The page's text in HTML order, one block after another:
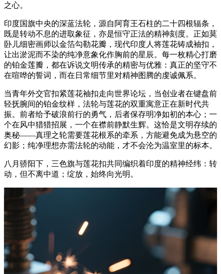
之心。
印度国旗中央的深蓝法轮，源自阿育王石柱的二十四根辐条，
既是转动不息的进取象征，亦是恒守正法的精神刻度。正如莫
卧儿细密画师以金箔勾勒花瓣，现代印度人将莲花铸成袖扣，
让出淤泥而不染的纯净意象化作胸前的星辰。每一枚精心打磨
的铂金莲瓣，都在诉说文明传承的精密与优雅：真正的坚守不
在喧哗的誓词，而在日常细节里对精神图腾的虔诚佩系。
当青年外交官扣紧莲花袖扣走向世界论坛，当创业者在键盘前
轻抚腕间的铂金纹样，法轮与莲花的双重寓意正在新时代共
振。前者给予破浪前行的勇气，后者保存明净如初的本心；一
个在风中猎猎招展，一个在襟前静默生辉。这恰是文明存续的
奥秘——真理之轮需要莲花根系的牵系，方能避免成为悬空的
幻影；纯净理想亦需法轮的动能，才不会沦为温室里的标本。
八月骄阳下，三色旗与莲花扣共同编织着印度的精神经纬：转
动，但不离中道；绽放，始终向光明。